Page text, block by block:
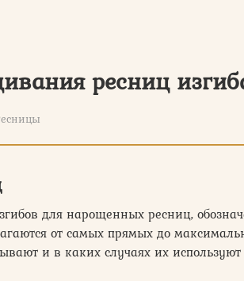
ресниц
для нарощенных ресниц,
от самых прямых до
и в каких случаях их используют